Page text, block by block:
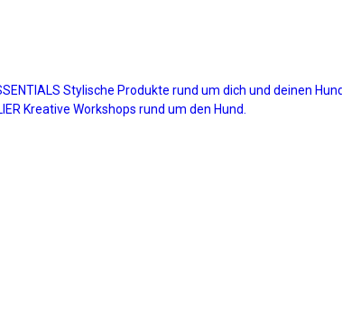
Stylische Produkte rund um dich und deinen
Kreative Workshops rund um den Hund.